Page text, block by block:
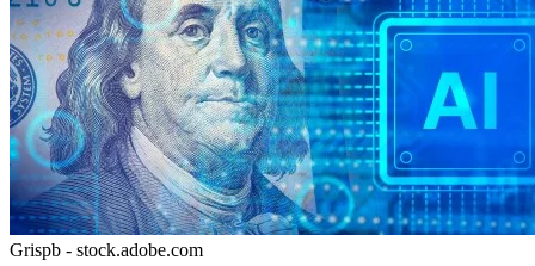
Grispb - stock.adobe.com